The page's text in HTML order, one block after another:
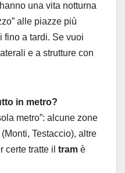
una vita notturna
alle piazze più
fino a tardi. Se vuoi
e a strutture con
in metro?
metro”: alcune zone
Testaccio), altre
certe tratte il tram è